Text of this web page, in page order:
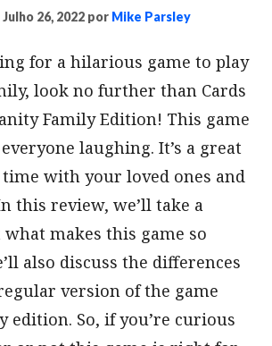
26, 2022 por Mike Parsley
for a hilarious game to play
look no further than Cards
Family Edition! This game
laughing. It’s a great
with your loved ones and
this review, we’ll take a
makes this game so
also discuss the differences
version of the game
edition. So, if you’re curious